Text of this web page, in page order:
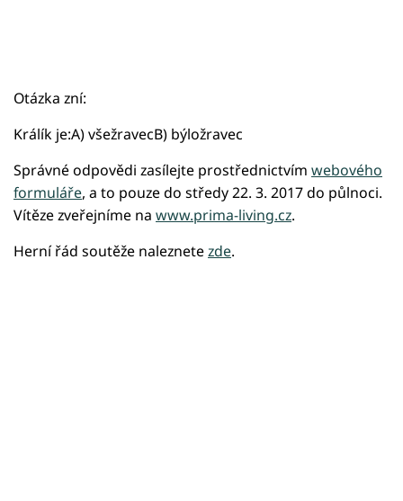
Otázka zní:
Králík je:A) všežravecB) býložravec
Správné odpovědi zasílejte prostřednictvím webového
formuláře, a to pouze do středy 22. 3. 2017 do půlnoci.
Vítěze zveřejníme na www.prima-living.cz.
Herní řád soutěže naleznetezde.